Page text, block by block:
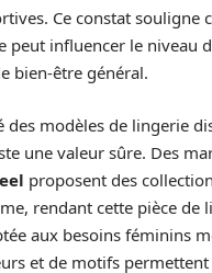
Ce constat souligne
peut influencer le niveau
bien-être général.
des modèles de lingerie
une valeur sûre. Des
proposent des
rendant cette pièce de
aux besoins féminins
et de motifs permettent